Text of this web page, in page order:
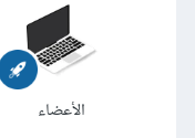
الأعضاء